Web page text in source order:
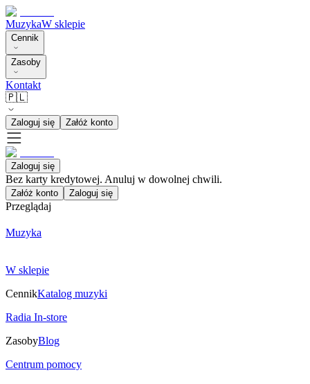
MuzykaW sklepie
Cennik
Zasoby
Kontakt
🇵🇱
Zaloguj się Załóż konto
Zaloguj się
Bez karty kredytowej. Anuluj w dowolnej chwili.
Załóż konto Zaloguj się
Przeglądaj
Muzyka
W sklepie
CennikKatalog muzyki
Radia In-store
ZasobyBlog
Centrum pomocy